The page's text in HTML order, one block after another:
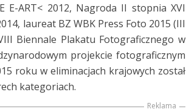
E-ART< 2012, Nagroda II stopnia XVI
laureat BZ WBK Press Foto 2015 (III
Biennale Plakatu Fotograficznego w
projekcie fotograficznym
roku w eliminacjach krajowych został
kategoriach.
Reklama